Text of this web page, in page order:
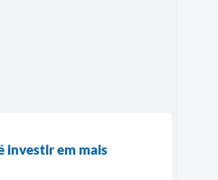
investir em mais